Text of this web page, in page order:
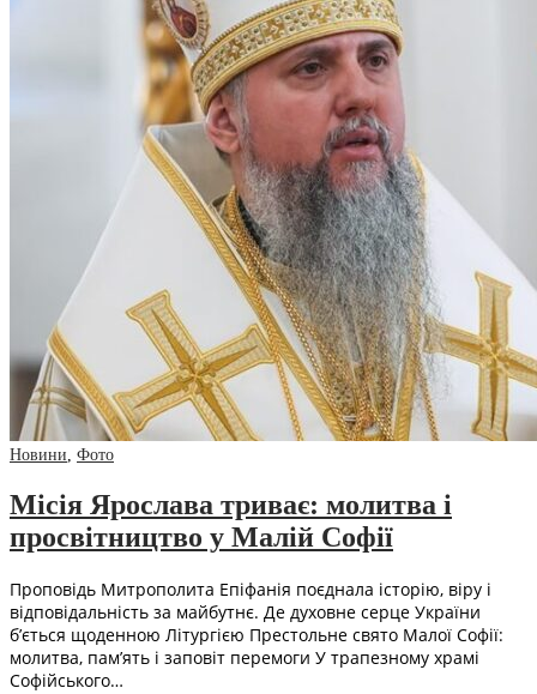
Новини, Фото
Місія Ярослава триває: молитва і
просвітництво у Малій Софії
Проповідь Митрополита Епіфанія поєднала історію, віру і
відповідальність за майбутнє. Де духовне серце України
б’ється щоденною Літургією Престольне свято Малої Софії:
молитва, пам’ять і заповіт перемоги У трапезному храмі
Софійського…